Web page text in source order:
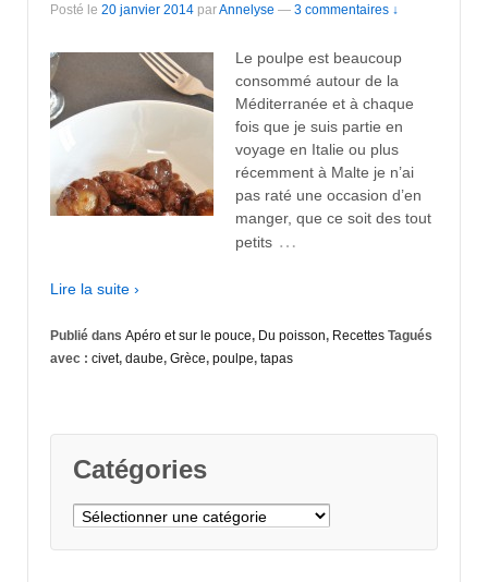
Posté le 20 janvier 2014 parAnnelyse — 3 commentaires ↓
Le poulpe est beaucoup
consommé autour de la
Méditerranée et à chaque
fois que je suis partie en
voyage en Italie ou plus
récemment à Malte je n’ai
pas raté une occasion d’en
manger, que ce soit des tout
petits …
Lire la suite ›
Publié dans Apéro et sur le pouce, Du poisson, Recettes Tagués
avec : civet, daube, Grèce, poulpe, tapas
Catégories
Catégories